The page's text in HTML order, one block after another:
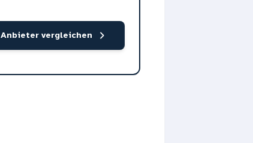
Anbieter vergleichen